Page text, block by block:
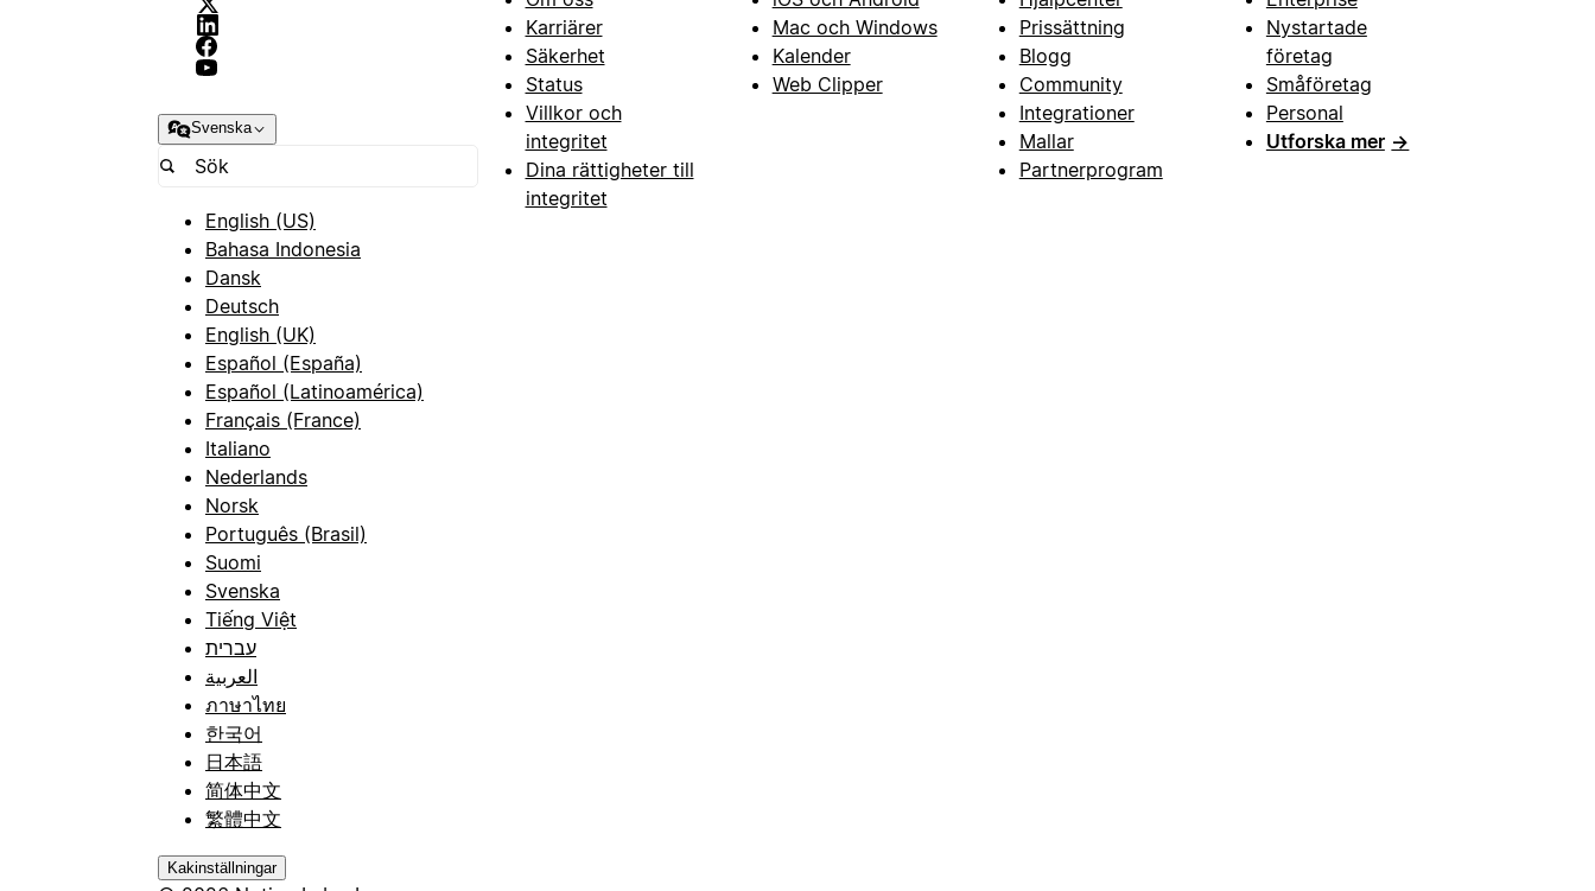
Svenska
English (US)
Bahasa Indonesia
Dansk
Deutsch
English (UK)
Español (España)
Español (Latinoamérica)
Français (France)
Italiano
Nederlands
Norsk
Português (Brasil)
Suomi
Svenska
Tiếng Việt
עברית
العربية
ภาษาไทย
한국어
日本語
简体中文
繁體中文
Kakinställningar
Karriärer
Säkerhet
Status
Villkor och
integritet
Dina rättigheter till
integritet
Mac och Windows
Kalender
Web Clipper
Prissättning
Blogg
Community
Integrationer
Mallar
Partnerprogram
Nystartade
företag
Småföretag
Personal
Utforska mer →